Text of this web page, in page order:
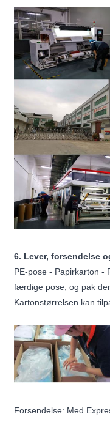
6. Lever, forsendelse
PE-pose - Papirkarton -
færdige pose, og pak
Kartonstørrelsen kan
Forsendelse: Med